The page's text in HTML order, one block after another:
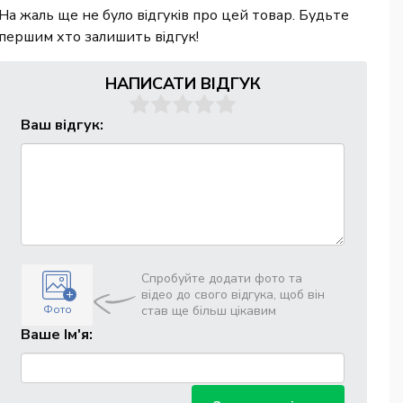
На жаль ще не було відгуків про цей товар. Будьте
першим хто залишить відгук!
НАПИСАТИ ВІДГУК
Ваш відгук:
Фото
Спробуйте додати фото та
відео до свого відгука, щоб він
став ще більш цікавим
Ваше Ім'я: